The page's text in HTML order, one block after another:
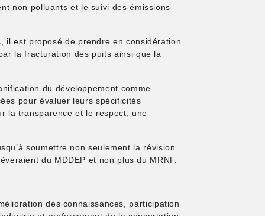
non polluants et le suivi des émissions
il est proposé de prendre en considération
la fracturation des puits ainsi que la
du développement comme
pour évaluer leurs spécificités
la transparence et le respect, une
soumettre non seulement la révision
du MDDEP et non plus du MRNF.
des connaissances, participation